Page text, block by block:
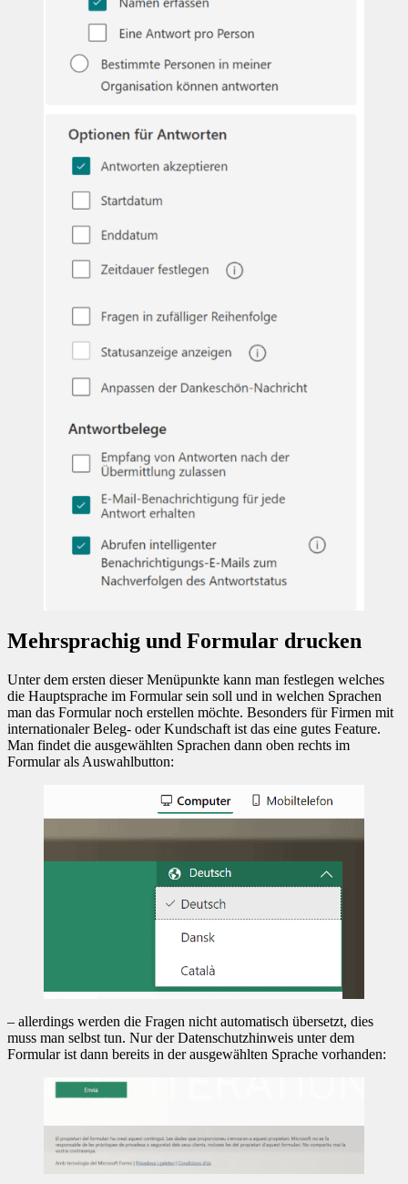
Mehrsprachig und Formular drucken
Unter dem ersten dieser Menüpunkte kann man festlegen welches
die Hauptsprache im Formular sein soll und in welchen Sprachen
man das Formular noch erstellen möchte. Besonders für Firmen mit
internationaler Beleg- oder Kundschaft ist das eine gutes Feature.
Man findet die ausgewählten Sprachen dann oben rechts im
Formular als Auswahlbutton:
– allerdings werden die Fragen nicht automatisch übersetzt, dies
muss man selbst tun. Nur der Datenschutzhinweis unter dem
Formular ist dann bereits in der ausgewählten Sprache vorhanden: